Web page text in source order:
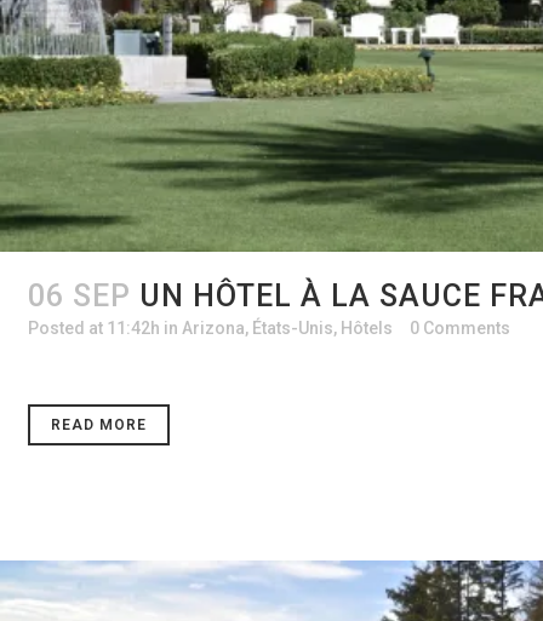
06 SEP UN HÔTEL À LA SAUCE
Posted at 11:42h in Arizona, États-Unis, Hôtels 0 Comments
READ MORE